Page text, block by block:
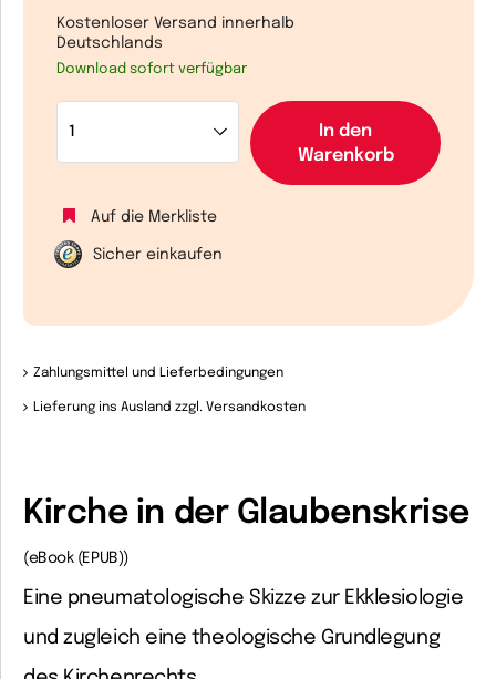
Kostenloser Versand innerhalb
Deutschlands
Download sofort verfügbar
In den
Warenkorb
Auf die Merkliste
Sicher einkaufen
Zahlungsmittel und Lieferbedingungen
Lieferung ins Ausland zzgl. Versandkosten
Kirche in der Glaubenskrise
(eBook (EPUB))
Eine pneumatologische Skizze zur Ekklesiologie
und zugleich eine theologische Grundlegung